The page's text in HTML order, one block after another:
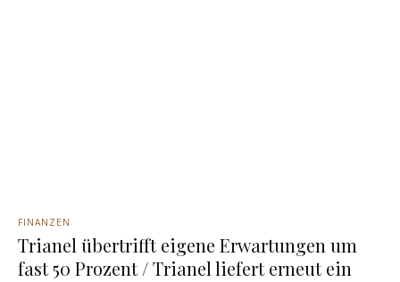
FINANZEN
Trianel übertrifft eigene Erwartungen um
fast 50 Prozent / Trianel liefert erneut ein